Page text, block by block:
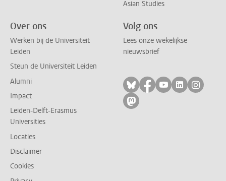
Asian Studies
Over ons
Werken bij de Universiteit
Leiden
Steun de Universiteit Leiden
Alumni
Impact
Leiden-Delft-Erasmus
Universities
Locaties
Disclaimer
Cookies
Volg ons
Lees onze wekelijkse
nieuwsbrief
Volg ons op bluesky
Volg ons op
Volg ons op
Volg ons
Volg
Volg ons op mastodon